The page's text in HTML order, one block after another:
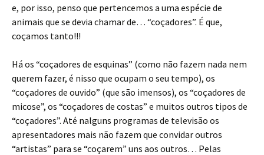
e, por isso, penso que pertencemos a uma espécie de
animais que se devia chamar de… “coçadores”. É que,
coçamos tanto!!!
Há os “coçadores de esquinas” (como não fazem nada nem
querem fazer, é nisso que ocupam o seu tempo), os
“coçadores de ouvido” (que são imensos), os “coçadores de
micose”, os “coçadores de costas” e muitos outros tipos de
“coçadores”. Até nalguns programas de televisão os
apresentadores mais não fazem que convidar outros
“artistas” para se “coçarem” uns aos outros… Pelas